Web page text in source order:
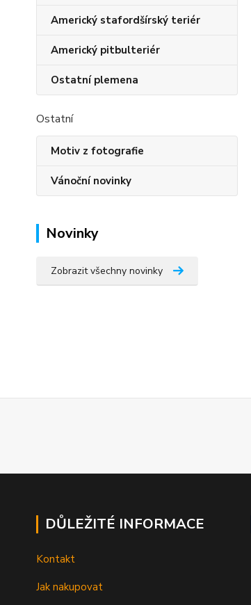
Americký stafordšírský teriér
Americký pitbulteriér
Ostatní plemena
Ostatní
Motiv z fotografie
Vánoční novinky
Novinky
Zobrazit všechny novinky
DŮLEŽITÉ INFORMACE
Kontakt
Jak nakupovat